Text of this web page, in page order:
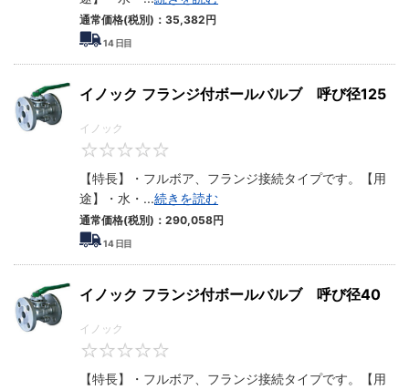
通常価格(税別)： 35,382円
14日目
イノック フランジ付ボールバルブ 呼び径125
イノック
【特長】・フルボア、フランジ接続タイプです。【用
途】・水・ ...続きを読む
通常価格(税別)： 290,058円
14日目
イノック フランジ付ボールバルブ 呼び径40
イノック
【特長】・フルボア、フランジ接続タイプです。【用